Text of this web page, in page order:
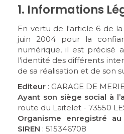
1. Informations
En vertu de l'article 6 de la
juin 2004 pour la
numérique, il est précisé
l'identité des différents
de sa réalisation et de son
Editeur : GARAGE DE
Ayant son siège social à
route du Laitelet - 73550
Organisme enregistré
SIREN : 515346708